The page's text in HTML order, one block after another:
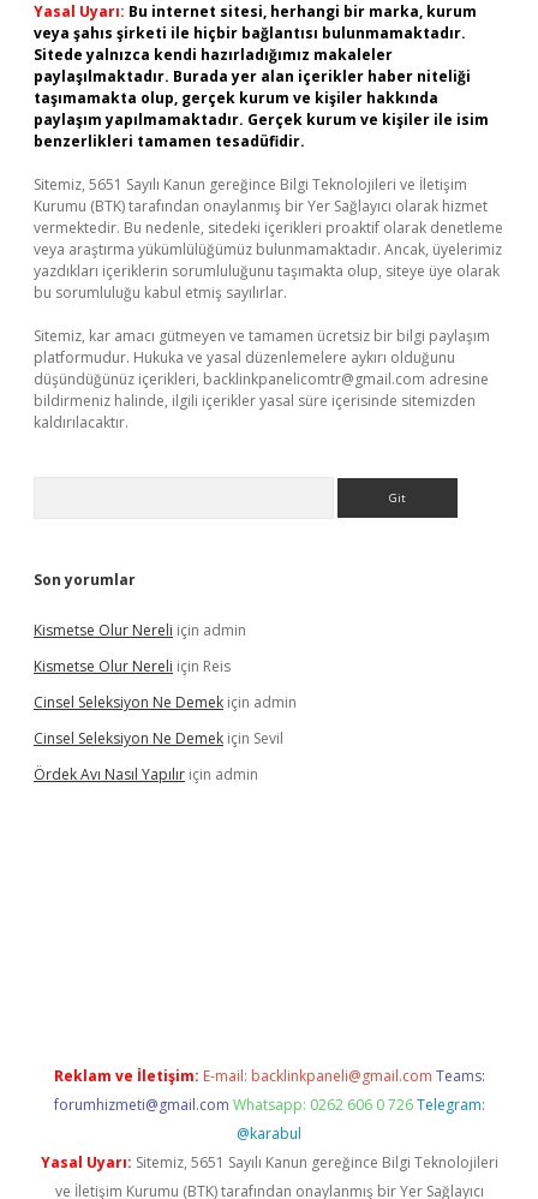
Yasal Uyarı: Bu internet sitesi, herhangi bir marka, kurum
veya şahıs şirketi ile hiçbir bağlantısı bulunmamaktadır.
Sitede yalnızca kendi hazırladığımız makaleler
paylaşılmaktadır. Burada yer alan içerikler haber niteliği
taşımamakta olup, gerçek kurum ve kişiler hakkında
paylaşım yapılmamaktadır. Gerçek kurum ve kişiler ile isim
benzerlikleri tamamen tesadüfidir.
Sitemiz, 5651 Sayılı Kanun gereğince Bilgi Teknolojileri ve İletişim
Kurumu (BTK) tarafından onaylanmış bir Yer Sağlayıcı olarak hizmet
vermektedir. Bu nedenle, sitedeki içerikleri proaktif olarak denetleme
veya araştırma yükümlülüğümüz bulunmamaktadır. Ancak, üyelerimiz
yazdıkları içeriklerin sorumluluğunu taşımakta olup, siteye üye olarak
bu sorumluluğu kabul etmiş sayılırlar.
Sitemiz, kar amacı gütmeyen ve tamamen ücretsiz bir bilgi paylaşım
platformudur. Hukuka ve yasal düzenlemelere aykırı olduğunu
düşündüğünüz içerikleri, backlinkpanelicomtr@gmail.com adresine
bildirmeniz halinde, ilgili içerikler yasal süre içerisinde sitemizden
kaldırılacaktır.
Son yorumlar
Kismetse Olur Nereli için admin
Kismetse Olur Nereli için Reis
Cinsel Seleksiyon Ne Demek için admin
Cinsel Seleksiyon Ne Demek için Sevil
Ördek Avı Nasıl Yapılır için admin
Reklam ve İletişim: E-mail: backlinkpaneli@gmail.com Teams:
forumhizmeti@gmail.com Whatsapp: 0262 606 0 726 Telegram:
@karabul
Yasal Uyarı: Sitemiz, 5651 Sayılı Kanun gereğince Bilgi Teknolojileri
ve İletişim Kurumu (BTK) tarafından onaylanmış bir Yer Sağlayıcı